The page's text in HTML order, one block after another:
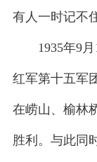
有人一时记不
1935年9月
红军第十五军
在崂山、榆林
胜利。与此同